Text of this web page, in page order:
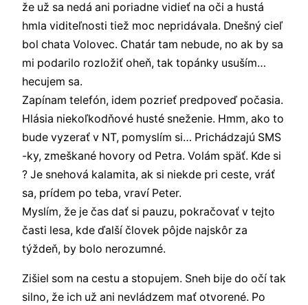
že už sa nedá ani poriadne vidieť na oči a hustá
hmla viditeľnosti tiež moc nepridávala. Dnešný cieľ
bol chata Volovec. Chatár tam nebude, no ak by sa
mi podarilo rozložiť oheň, tak topánky usuším…
hecujem sa.
Zapínam telefón, idem pozrieť predpoveď počasia.
Hlásia niekoľkodňové husté sneženie. Hmm, ako to
bude vyzerať v NT, pomyslím si… Prichádzajú SMS
-ky, zmeškané hovory od Petra. Volám späť. Kde si
? Je snehová kalamita, ak si niekde pri ceste, vráť
sa, prídem po teba, vraví Peter.
Myslím, že je čas dať si pauzu, pokračovať v tejto
časti lesa, kde ďalší človek pôjde najskôr za
týždeň, by bolo nerozumné.
Zišiel som na cestu a stopujem. Sneh bije do očí tak
silno, že ich už ani nevládzem mať otvorené. Po